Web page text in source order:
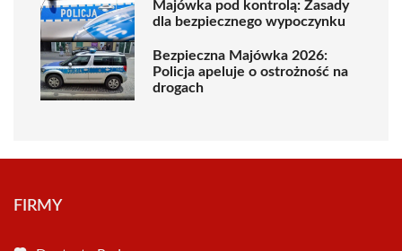
Majówka pod kontrolą: Zasady
dla bezpiecznego wypoczynku
Bezpieczna Majówka 2026:
Policja apeluje o ostrożność na
drogach
FIRMY